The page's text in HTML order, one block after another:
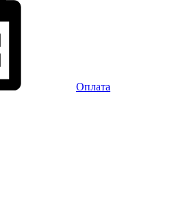
Оплата